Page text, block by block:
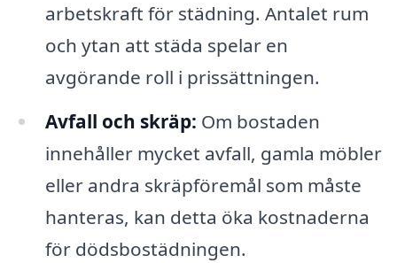
arbetskraft för städning. Antalet rum
och ytan att städa spelar en
avgörande roll i prissättningen.
Avfall och skräp: Om bostaden
innehåller mycket avfall, gamla möbler
eller andra skräpföremål som måste
hanteras, kan detta öka kostnaderna
för dödsbostädningen.